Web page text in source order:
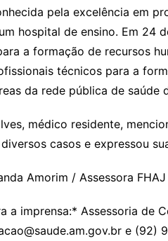
pela excelência em
hospital de ensino. Em 24
a formação de recursos
técnicos para a
da rede pública de saúde
médico residente,
casos e expressou
Amorim / Assessora FHAJ
a imprensa:* Assessoria de
e (92)